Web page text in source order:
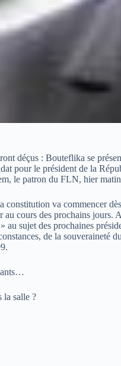
déçus : Bouteflika se
pour le président de la
le patron du FLN, hier
va commencer
au cours des prochains
sujet des prochaines
de la
la salle ?